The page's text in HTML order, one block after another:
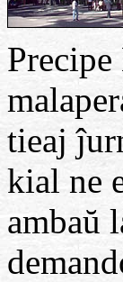
tieaj
kial ne
ambaŭ